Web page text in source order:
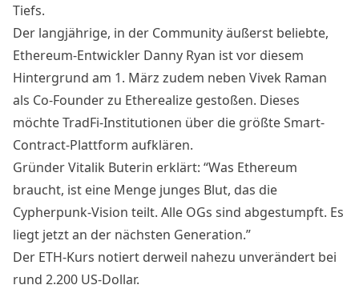
Tiefs.
Der langjährige, in der Community äußerst beliebte,
Ethereum-Entwickler Danny Ryan ist vor diesem
Hintergrund am 1. März zudem neben Vivek Raman
als Co-Founder zu Etherealize gestoßen. Dieses
möchte TradFi-Institutionen über die größte Smart-
Contract-Plattform aufklären.
Gründer Vitalik Buterin erklärt: “Was Ethereum
braucht, ist eine Menge junges Blut, das die
Cypherpunk-Vision teilt. Alle OGs sind abgestumpft. Es
liegt jetzt an der nächsten Generation.”
Der ETH-Kurs notiert derweil nahezu unverändert bei
rund 2.200 US-Dollar.